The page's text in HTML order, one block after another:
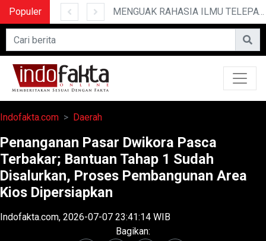
Populer MENGUAK RAHASIA ILMU TELEPATI
Indofakta.com Daerah
Penanganan Pasar Dwikora Pasca
Terbakar; Bantuan Tahap 1 Sudah
Disalurkan, Proses Pembangunan Area
Kios Dipersiapkan
Indofakta.com, 2026-07-07 23:41:14 WIB
Bagikan: